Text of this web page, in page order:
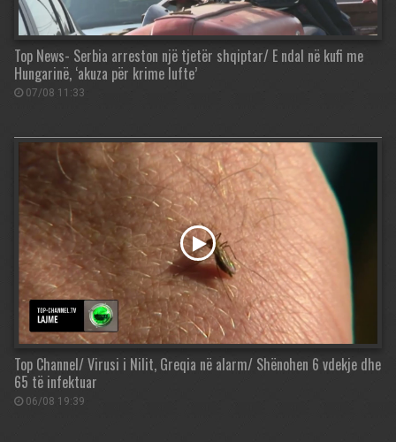
Top News- Serbia arreston një tjetër shqiptar/ E ndal në kufi me
Hungarinë, ‘akuza për krime lufte’
07/08 11:33
Top Channel/ Virusi i Nilit, Greqia në alarm/ Shënohen 6 vdekje dhe
65 të infektuar
06/08 19:39